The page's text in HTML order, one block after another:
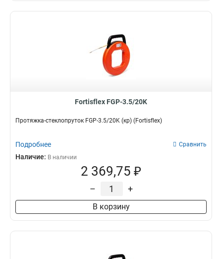
Fortisflex FGP-3.5/20K
Протяжка-стеклопруток FGP-3.5/20K (кр) (Fortisflex)
Подробнее Сравнить
Наличие: В наличии
2 369,75 ₽
– +
В корзину